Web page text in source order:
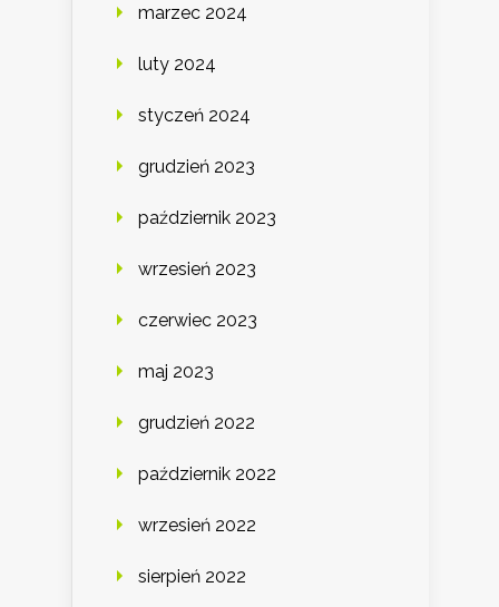
marzec 2024
luty 2024
styczeń 2024
grudzień 2023
październik 2023
wrzesień 2023
czerwiec 2023
maj 2023
grudzień 2022
październik 2022
wrzesień 2022
sierpień 2022